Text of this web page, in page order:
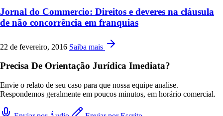
Jornal do Commercio: Direitos e deveres na cláusula
de não concorrência em franquias
22 de fevereiro, 2016 Saiba mais
Precisa De Orientação Jurídica Imediata?
Envie o relato de seu caso para que nossa equipe analise.
Respondemos geralmente em poucos minutos, em horário comercial.